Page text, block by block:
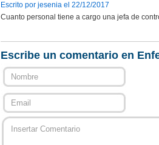
Escrito por jesenia el 22/12/2017
Cuanto personal tiene a cargo una jefa de
Escribe un comentario en